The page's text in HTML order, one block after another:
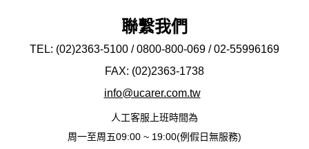
聯繫我們
TEL: (02)2363-5100 / 0800-800-069 / 02-55996169
FAX: (02)2363-1738
info@ucarer.com.tw
人工客服上班時間為
周一至周五09:00 ~ 19:00(例假日無服務)